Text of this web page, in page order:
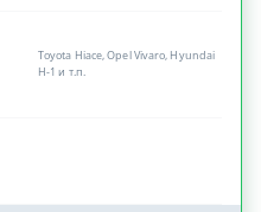
Toyota Hiace, Opel Vivaro, Hyundai
H-1 и т.п.